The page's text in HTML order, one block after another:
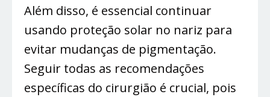
Além disso, é essencial continuar
usando proteção solar no nariz para
evitar mudanças de pigmentação.
Seguir todas as recomendações
específicas do cirurgião é crucial, pois